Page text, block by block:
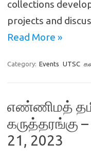
collections
projects and
Read More »
Category: Events UTSC
எண்ணிமத்
கருத்தரங்கு
21, 2023